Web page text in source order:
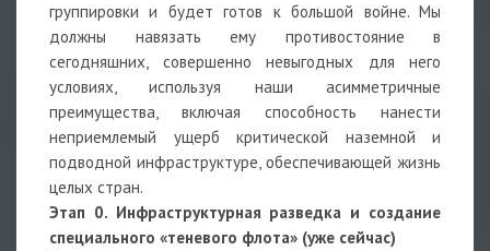
группировки и будет готов к большой войне. Мы
должны навязать ему противостояние в
сегодняшних, совершенно невыгодных для него
условиях, используя наши асимметричные
преимущества, включая способность нанести
неприемлемый ущерб критической наземной и
подводной инфраструктуре, обеспечивающей жизнь
целых стран.
Этап 0. Инфраструктурная разведка и создание
специального «теневого флота» (уже сейчас)